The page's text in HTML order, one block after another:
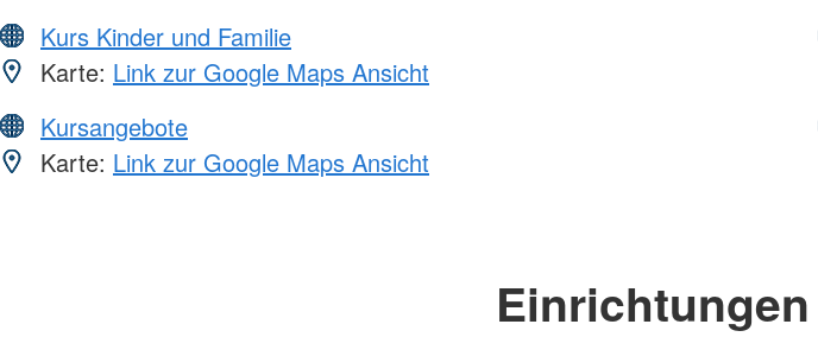
Kurs Kinder und Familie
Karte: Link zur Google Maps Ansicht
Kursangebote
Karte: Link zur Google Maps Ansicht